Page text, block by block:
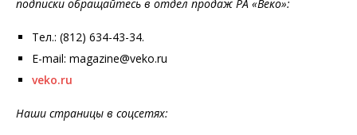
подписки обращайтесь в отдел продаж РА «Веко»:
Тел.: (812) 634-43-34.
E-mail: magazine@veko.ru
veko.ru
Наши страницы в соцсетях: